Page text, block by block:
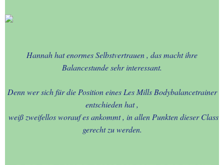
Hannah hat enormes Selbstvertrauen , das macht ihre
Balancestunde sehr interessant.
Denn wer sich für die Position eines Les Mills Bodybalancetrainer
entschieden hat ,
weiß zweifellos worauf es ankommt , in allen Punkten dieser Class
gerecht zu werden.